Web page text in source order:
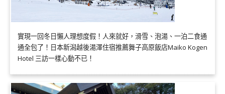
實現一回冬日懶人理想度假！人來就好，滑雪、泡湯、一泊二食通
通全包了！日本新潟越後湯澤住宿推薦舞子高原飯店Maiko Kogen
Hotel 三訪一樣心動不已！